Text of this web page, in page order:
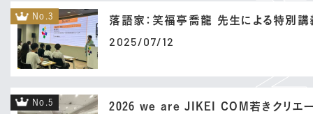
No.3 落語家：笑福亭喬龍 先生による特別講
2025/07/12
No.5 2026 we are JIKEI COM若きクリエ